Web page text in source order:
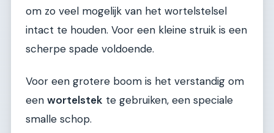
om zo veel mogelijk van het wortelstelsel
intact te houden. Voor een kleine struik is een
scherpe spade voldoende.
Voor een grotere boom is het verstandig om
een wortelstek te gebruiken, een speciale
smalle schop.